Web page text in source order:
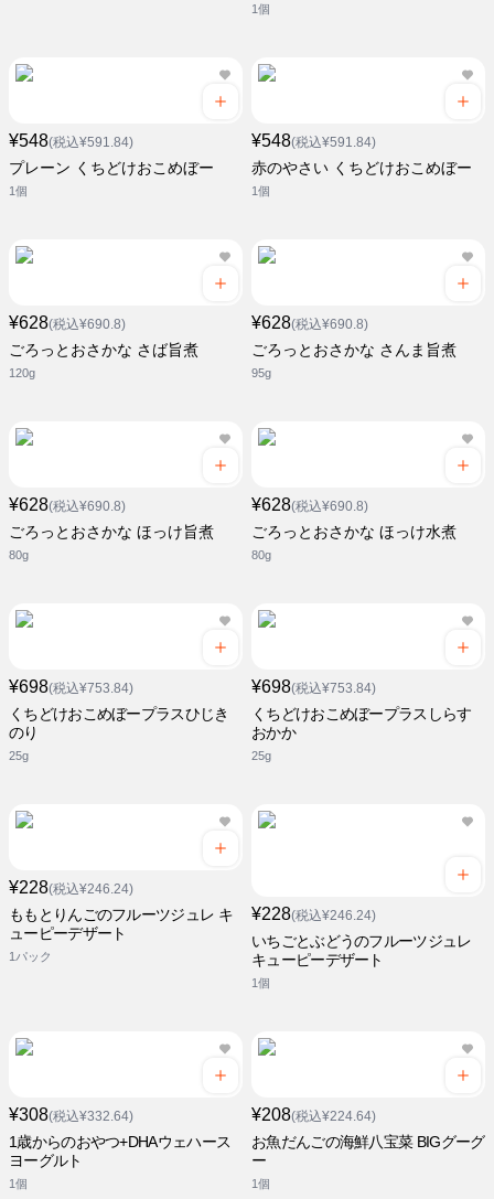
1個
¥548(税込¥591.84)
プレーン くちどけおこめぼー
1個
¥548(税込¥591.84)
赤のやさい くちどけおこめぼー
1個
¥628(税込¥690.8)
ごろっとおさかな さば旨煮
120g
¥628(税込¥690.8)
ごろっとおさかな さんま旨煮
95g
¥628(税込¥690.8)
ごろっとおさかな ほっけ旨煮
80g
¥628(税込¥690.8)
ごろっとおさかな ほっけ水煮
80g
¥698(税込¥753.84)
くちどけおこめぼープラスひじき
のり
25g
¥698(税込¥753.84)
くちどけおこめぼープラスしらす
おかか
25g
¥228(税込¥246.24)
ももとりんごのフルーツジュレ キ
ューピーデザート
1パック
¥228(税込¥246.24)
いちごとぶどうのフルーツジュレ
キューピーデザート
1個
¥308(税込¥332.64)
1歳からのおやつ+DHAウェハース
ヨーグルト
1個
¥208(税込¥224.64)
お魚だんごの海鮮八宝菜 BIGグーグ
ー
1個